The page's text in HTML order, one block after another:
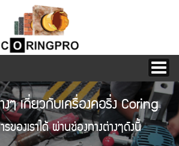
งๆ เกี่ยวกับเครื่องคอริ่ง Coring
ของเราได้ ผ่านช่องทางต่างๆดังนี้